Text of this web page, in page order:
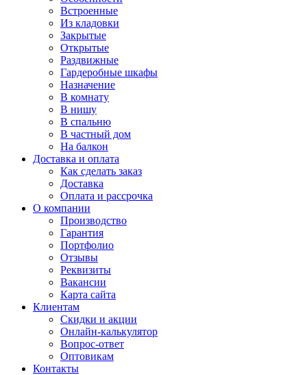
Встроенные
Из кладовки
Закрытые
Открытые
Раздвижные
Гардеробные шкафы
Назначение
В комнату
В нишу
В спальню
В частный дом
На балкон
Доставка и оплата
Как сделать заказ
Доставка
Оплата и рассрочка
О компании
Производство
Гарантия
Портфолио
Отзывы
Реквизиты
Вакансии
Карта сайта
Клиентам
Скидки и акции
Онлайн-калькулятор
Вопрос-ответ
Оптовикам
Контакты